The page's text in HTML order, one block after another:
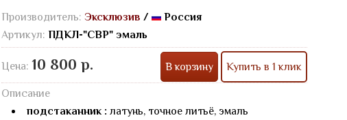
Производитель: Эксклюзив /
Россия
Артикул: ПДКЛ-"СВР" эмаль
Цена: 10 800 р. В корзину Купить в 1 клик
Описание
подстаканник : латунь, точное литьё, эмаль